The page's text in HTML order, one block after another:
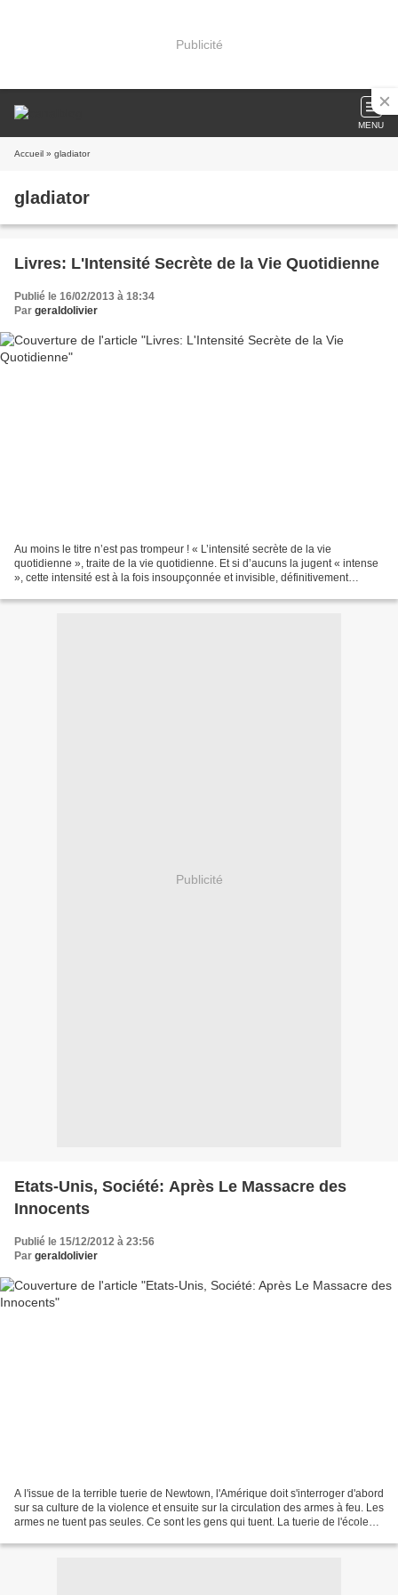
Publicité
MENU
Accueil » gladiator
gladiator
Livres: L'Intensité Secrète de la Vie Quotidienne
Publié le 16/02/2013 à 18:34
Par geraldolivier
Au moins le titre n’est pas trompeur ! « L’intensité secrète de la vie
quotidienne », traite de la vie quotidienne. Et si d’aucuns la jugent « intense
», cette intensité est à la fois insoupçonnée et invisible, définitivement
Publicité
Etats-Unis, Société: Après Le Massacre des
Innocents
Publié le 15/12/2012 à 23:56
Par geraldolivier
A l'issue de la terrible tuerie de Newtown, l'Amérique doit s'interroger d'abord
sur sa culture de la violence et ensuite sur la circulation des armes à feu. Les
armes ne tuent pas seules. Ce sont les gens qui tuent. La tuerie de l'école